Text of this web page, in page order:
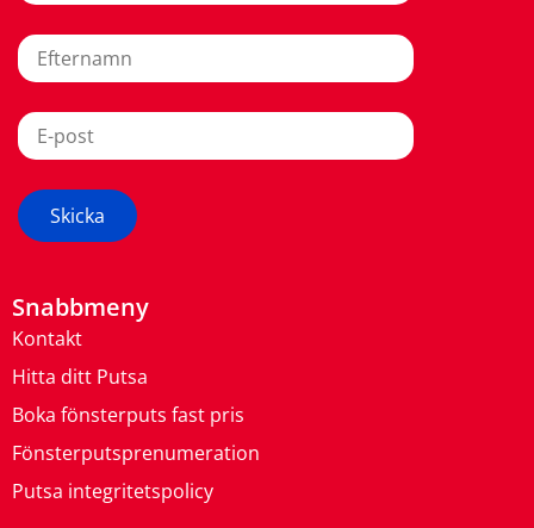
Snabbmeny
Kontakt
Hitta ditt Putsa
Boka fönsterputs fast pris
Fönsterputsprenumeration
Putsa integritetspolicy